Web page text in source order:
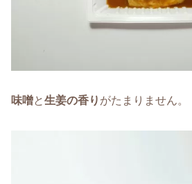
味噌と生姜の香り がたまりません。